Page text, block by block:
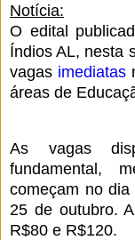
Notícia:
O edital
Índios AL, nesta
vagas imediatas
áreas de
As vagas
fundamental,
começam no
25 de outubro.
R$80 e R$120.